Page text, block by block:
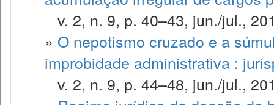
v. 2, n. 9, p. 40–43, jun./jul.,
» O nepotismo cruzado e a
improbidade administrativa :
v. 2, n. 9, p. 44–48, jun./jul.,